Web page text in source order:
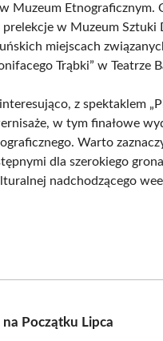
Muzeum Etnograficznym.
w Muzeum
miejscach
Trąbki” w Teatrze
z spektaklem
w tym finałowe
Warto
dla szerokiego
nadchodzącego
Początku Lipca